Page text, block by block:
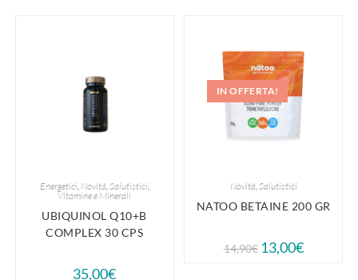
Energetici, Novità Salutistici,
Vitamine e Minerali
UBIQUINOL Q10+B
COMPLEX 30 CPS
35,00€
IN OFFERTA!
Novità Salutistici
NATOO BETAINE 200 GR
14,90€ 13,00€